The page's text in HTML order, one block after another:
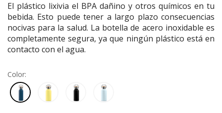
El plástico lixivia el BPA dañino y otros químicos en tu
bebida. Esto puede tener a largo plazo consecuencias
nocivas para la salud. La botella de acero inoxidable es
completamente segura, ya que ningún plástico está en
contacto con el agua.
Color: